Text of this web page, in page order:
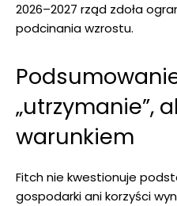
2026–2027 rząd zdoła
podcinania wzrostu.
„utrzymanie”,
warunkiem
Fitch nie kwestionuje
gospodarki ani korzyści